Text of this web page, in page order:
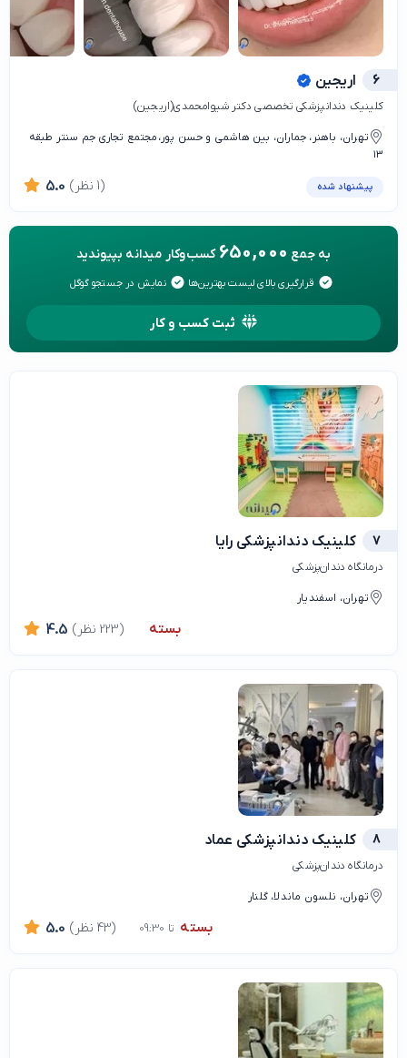
6 اریجین
کلینیک دندانپزشکی تخصصی دکتر شیوامحمدی(اریجین)
تهران، باهنر، جماران، بین هاشمی و حسن پور،مجتمع تجاری جم سنتر طبقه
۱۳
پیشنهاد شده 5.0 (1 نظر)
به جمع 650,000 کسب‌وکار میدانه بپیوندید
قرارگیری بالای لیست بهترین‌ها نمایش در جستجو گوگل
ثبت کسب و کار
7 کلینیک دندانپزشکی رایا
درمانگاه دندان‌پزشکی
تهران، اسفندیار
بسته 4.5 (223 نظر)
8 کلینیک دندانپزشکی عماد
درمانگاه دندان‌پزشکی
تهران، نلسون ماندلا، گلنار
بسته تا 09:30 5.0 (43 نظر)